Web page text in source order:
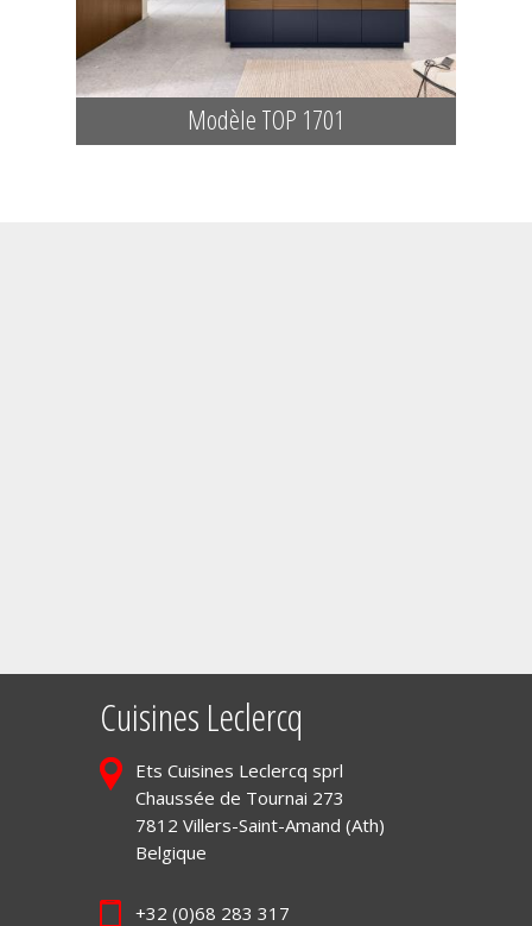
Modèle TOP 1701
Cuisines Leclercq
Ets Cuisines Leclercq sprl
Chaussée de Tournai 273
7812 Villers-Saint-Amand (Ath)
Belgique
+32 (0)68 283 317